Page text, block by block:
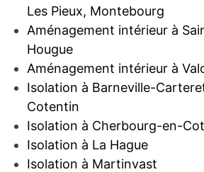
Les Pieux, Montebourg
Aménagement intérieur à
Hougue
Aménagement intérieur à
Isolation à Barneville-
Cotentin
Isolation à Cherbourg-en-
Isolation à La Hague
Isolation à Martinvast